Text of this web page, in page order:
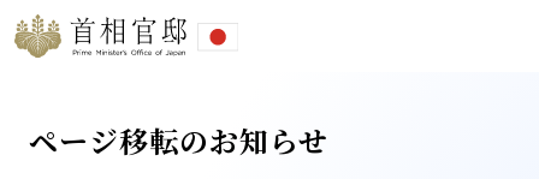
ページ移転のお知らせ